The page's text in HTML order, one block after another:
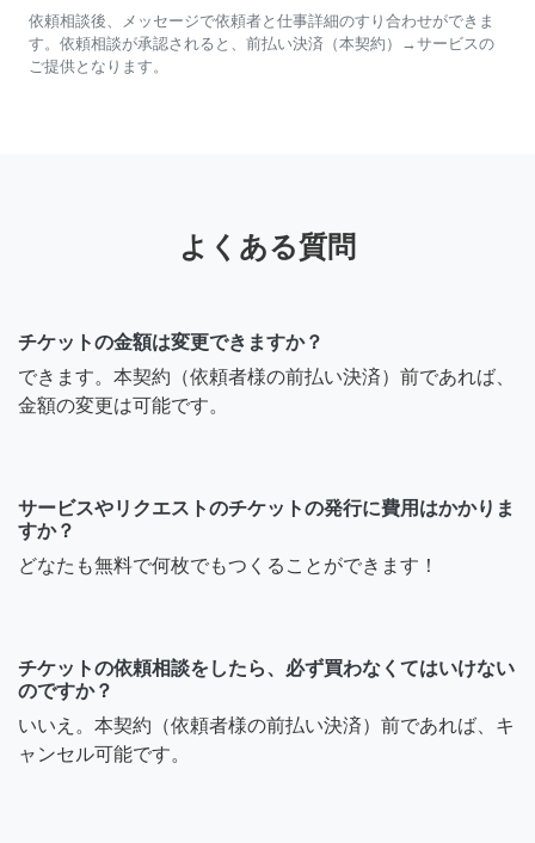
依頼相談後、メッセージで依頼者と仕事詳細のすり合わせができま
す。依頼相談が承認されると、前払い決済（本契約）→サービスの
ご提供となります。
よくある質問
チケットの金額は変更できますか？
できます。本契約（依頼者様の前払い決済）前であれば、
金額の変更は可能です。
サービスやリクエストのチケットの発行に費用はかかりま
すか？
どなたも無料で何枚でもつくることができます！
チケットの依頼相談をしたら、必ず買わなくてはいけない
のですか？
いいえ。本契約（依頼者様の前払い決済）前であれば、キ
ャンセル可能です。